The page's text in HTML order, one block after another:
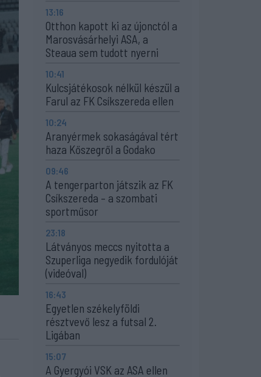
13:16
Otthon kapott ki az újonctól a
Marosvásárhelyi ASA, a
Steaua sem tudott nyerni
10:41
Kulcsjátékosok nélkül készül a
Farul az FK Csíkszereda ellen
10:24
Aranyérmek sokaságával tért
haza Kőszegről a Godako
09:46
A tengerparton játszik az FK
Csíkszereda – a szombati
sportműsor
23:18
Látványos meccs nyitotta a
Szuperliga negyedik fordulóját
(videóval)
16:43
Egyetlen székelyföldi
résztvevő lesz a futsal 2.
Ligában
15:07
A Gyergyói VSK az ASA ellen